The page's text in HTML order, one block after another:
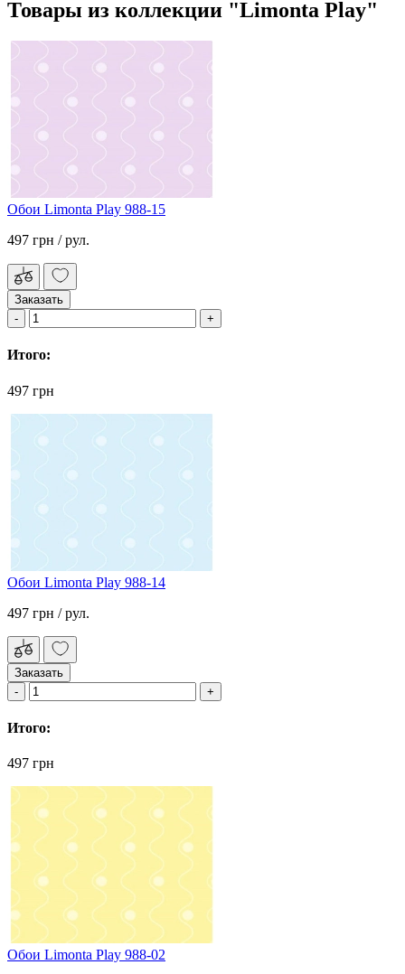
Товары из коллекции "Limonta Play"
Обои Limonta Play 988-15
497 грн / рул.
Заказать
Итого:
497 грн
Обои Limonta Play 988-14
497 грн / рул.
Заказать
Итого:
497 грн
Обои Limonta Play 988-02